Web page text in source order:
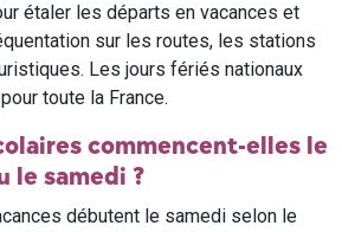
étaler les départs en vacances et
sur les routes, les stations
Les jours fériés nationaux
toute la France.
commencent-elles le
le samedi ?
débutent le samedi selon le